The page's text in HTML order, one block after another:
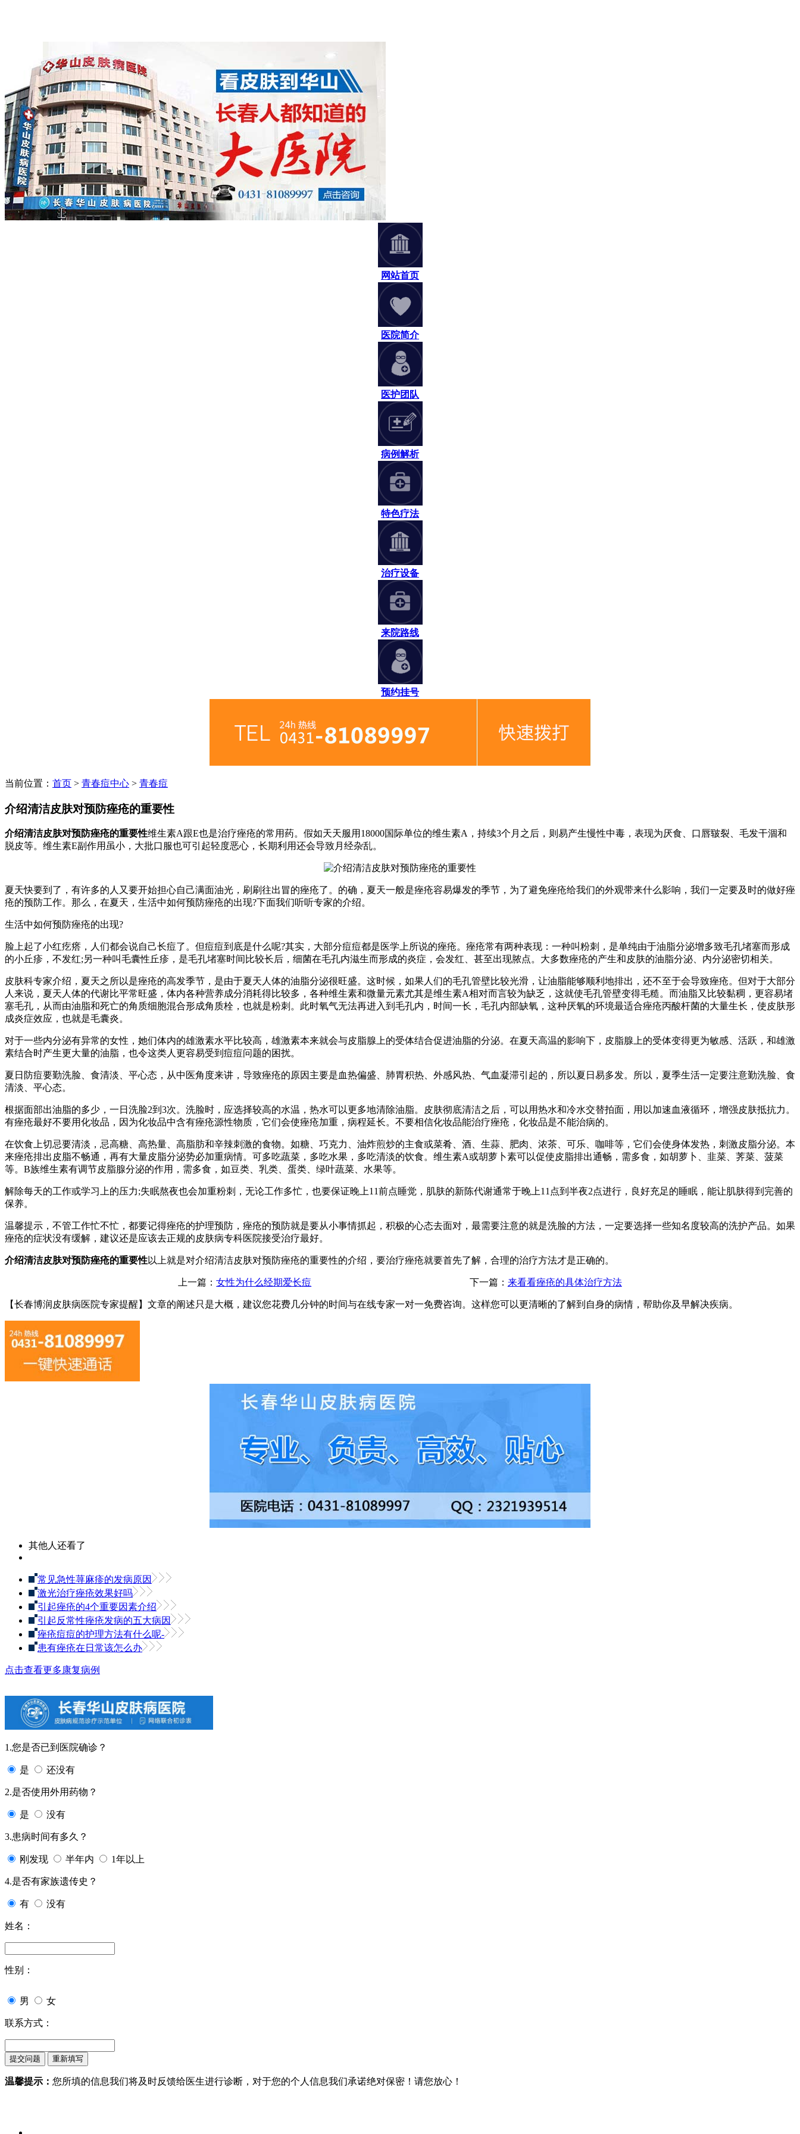
网站首页
医院简介
医护团队
病例解析
特色疗法
治疗设备
来院路线
预约挂号
当前位置： 首页 > 青春痘中心 > 青春痘
介绍清洁皮肤对预防痤疮的重要性
介绍清洁皮肤对预防痤疮的重要性维生素A跟E也是治疗痤疮的常用药。假如天天服用18000国际单位的维生素A，持续3个月之后，则易产生慢性中毒，表现为厌食、口唇皲裂、毛发干涸和
脱皮等。维生素E副作用虽小，大批口服也可引起轻度恶心，长期利用还会导致月经杂乱。
夏天快要到了，有许多的人又要开始担心自己满面油光，刷刷往出冒的痤疮了。的确，夏天一般是痤疮容易爆发的季节，为了避免痤疮给我们的外观带来什么影响，我们一定要及时的做好痤
疮的预防工作。那么，在夏天，生活中如何预防痤疮的出现?下面我们听听专家的介绍。
生活中如何预防痤疮的出现?
脸上起了小红疙瘩，人们都会说自己长痘了。但痘痘到底是什么呢?其实，大部分痘痘都是医学上所说的痤疮。痤疮常有两种表现：一种叫粉刺，是单纯由于油脂分泌增多致毛孔堵塞而形成
的小丘疹，不发红;另一种叫毛囊性丘疹，是毛孔堵塞时间比较长后，细菌在毛孔内滋生而形成的炎症，会发红、甚至出现脓点。大多数痤疮的产生和皮肤的油脂分泌、内分泌密切相关。
皮肤科专家介绍，夏天之所以是痤疮的高发季节，是由于夏天人体的油脂分泌很旺盛。这时候，如果人们的毛孔管壁比较光滑，让油脂能够顺利地排出，还不至于会导致痤疮。但对于大部分
人来说，夏天人体的代谢比平常旺盛，体内各种营养成分消耗得比较多，各种维生素和微量元素尤其是维生素A相对而言较为缺乏，这就使毛孔管壁变得毛糙。而油脂又比较黏稠，更容易堵
塞毛孔，从而由油脂和死亡的角质细胞混合形成角质栓，也就是粉刺。此时氧气无法再进入到毛孔内，时间一长，毛孔内部缺氧，这种厌氧的环境最适合痤疮丙酸杆菌的大量生长，使皮肤形
成炎症效应，也就是毛囊炎。
对于一些内分泌有异常的女性，她们体内的雄激素水平比较高，雄激素本来就会与皮脂腺上的受体结合促进油脂的分泌。在夏天高温的影响下，皮脂腺上的受体变得更为敏感、活跃，和雄激
素结合时产生更大量的油脂，也令这类人更容易受到痘痘问题的困扰。
夏日防痘要勤洗脸、食清淡、平心态，从中医角度来讲，导致痤疮的原因主要是血热偏盛、肺胃积热、外感风热、气血凝滞引起的，所以夏日易多发。所以，夏季生活一定要注意勤洗脸、食
清淡、平心态。
根据面部出油脂的多少，一日洗脸2到3次。洗脸时，应选择较高的水温，热水可以更多地清除油脂。皮肤彻底清洁之后，可以用热水和冷水交替拍面，用以加速血液循环，增强皮肤抵抗力。
有痤疮最好不要用化妆品，因为化妆品中含有痤疮源性物质，它们会使痤疮加重，病程延长。不要相信化妆品能治疗痤疮，化妆品是不能治病的。
在饮食上切忌要清淡，忌高糖、高热量、高脂肪和辛辣刺激的食物。如糖、巧克力、油炸煎炒的主食或菜肴、酒、生蒜、肥肉、浓茶、可乐、咖啡等，它们会使身体发热，刺激皮脂分泌。本
来痤疮排出皮脂不畅通，再有大量皮脂分泌势必加重病情。可多吃蔬菜，多吃水果，多吃清淡的饮食。维生素A或胡萝卜素可以促使皮脂排出通畅，需多食，如胡萝卜、韭菜、荠菜、菠菜
等。B族维生素有调节皮脂腺分泌的作用，需多食，如豆类、乳类、蛋类、绿叶蔬菜、水果等。
解除每天的工作或学习上的压力;失眠熬夜也会加重粉刺，无论工作多忙，也要保证晚上11前点睡觉，肌肤的新陈代谢通常于晚上11点到半夜2点进行，良好充足的睡眠，能让肌肤得到完善的
保养。
温馨提示，不管工作忙不忙，都要记得痤疮的护理预防，痤疮的预防就是要从小事情抓起，积极的心态去面对，最需要注意的就是洗脸的方法，一定要选择一些知名度较高的洗护产品。如果
痤疮的症状没有缓解，建议还是应该去正规的皮肤病专科医院接受治疗最好。
介绍清洁皮肤对预防痤疮的重要性以上就是对介绍清洁皮肤对预防痤疮的重要性的介绍，要治疗痤疮就要首先了解，合理的治疗方法才是正确的。
上一篇：女性为什么经期爱长痘 下一篇： 来看看痤疮的具体治疗方法
【长春博润皮肤病医院专家提醒】 文章的阐述只是大概，建议您花费几分钟的时间与在线专家一对一免费咨询。这样您可以更清晰的了解到自身的病情，帮助你及早解决疾病。
其他人还看了
常见急性荨麻疹的发病原因
激光治疗痤疮效果好吗
引起痤疮的4个重要因素介绍
引起反常性痤疮发病的五大病因
痤疮痘痘的护理方法有什么呢-
患有痤疮在日常该怎么办
点击查看更多康复病例
1.您是否已到医院确诊？
是 还没有
2.是否使用外用药物？
是 没有
3.患病时间有多久？
刚发现 半年内 1年以上
4.是否有家族遗传史？
有 没有
姓名：
性别：
男 女
联系方式：
温馨提示： 您所填的信息我们将及时反馈给医生进行诊断，对于您的个人信息我们承诺绝对保密！请您放心！